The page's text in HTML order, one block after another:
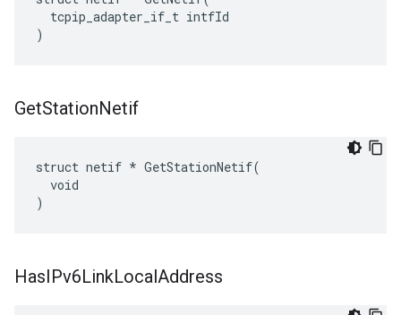
  tcpip_adapter_if_t intfId
)
GetStationNetif
struct netif * GetStationNetif(
  void
)
HasIPv6LinkLocalAddress